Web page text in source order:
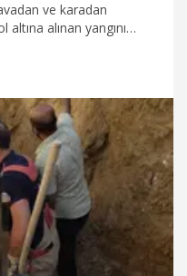
ve karadan
alınan yangını